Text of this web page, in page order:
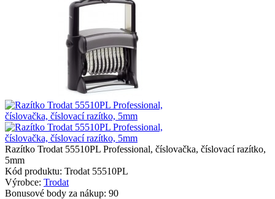
Razítko Trodat 55510PL Professional, číslovačka, číslovací razítko,
5mm
Kód produktu: Trodat 55510PL
Výrobce: Trodat
Bonusové body za nákup: 90